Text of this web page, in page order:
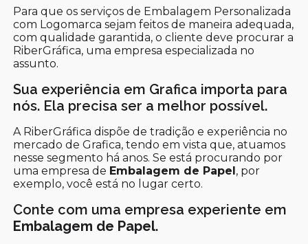
Para que os serviços de Embalagem Personalizada
com Logomarca sejam feitos de maneira adequada,
com qualidade garantida, o cliente deve procurar a
RiberGráfica, uma empresa especializada no
assunto.
Sua experiência em Grafica importa para
nós. Ela precisa ser a melhor possível.
A RiberGráfica dispõe de tradição e experiência no
mercado de Grafica, tendo em vista que, atuamos
nesse segmento há anos. Se está procurando por
uma empresa de Embalagem de Papel, por
exemplo, você está no lugar certo.
Conte com uma empresa experiente em
Embalagem de Papel.